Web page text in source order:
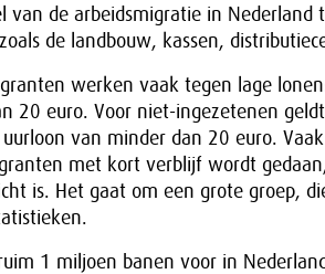
van de arbeidsmigratie in
de landbouw, kassen,
werken vaak tegen lage
20 euro. Voor niet-ingezetenen
van minder dan 20 euro.
met kort verblijf wordt
is. Het gaat om een grote groep,
1 miljoen banen voor in